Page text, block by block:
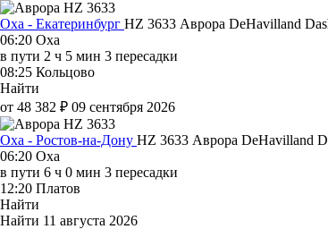
Оха - Екатеринбург HZ 3633 Аврора DeHavilland
06:20 Оха
в пути 2 ч 5 мин 3 пересадки
08:25 Кольцово
Найти
от 48 382 ₽ 09 сентября 2026
Оха - Ростов-на-Дону HZ 3633 Аврора DeHavilland
06:20 Оха
в пути 6 ч 0 мин 3 пересадки
12:20 Платов
Найти
Найти 11 августа 2026